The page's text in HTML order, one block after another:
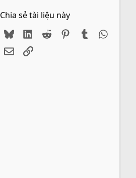
Chia sẻ tài liệu này
BlueskyLinkedIn
Reddit PinterestTumblr
EmailLink